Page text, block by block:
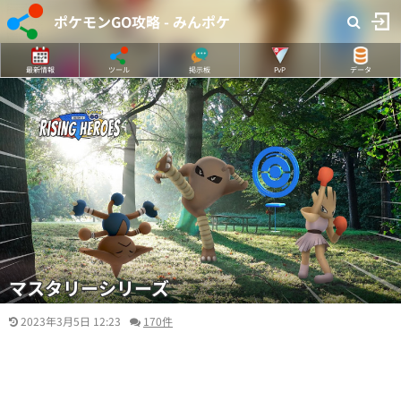
ポケモンGO攻略 - みんポケ
最新情報 ツール 掲示板 PvP データ
マスタリーシリーズ
2023年3月5日 12:23 170件